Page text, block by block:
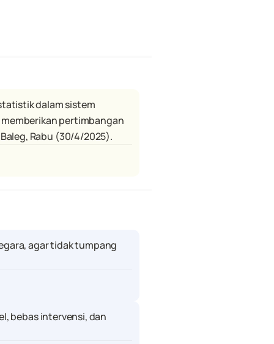
dalam sistem
pertimbangan
Rabu (30/4/2025).
agar tidak tumpang
bebas intervensi, dan